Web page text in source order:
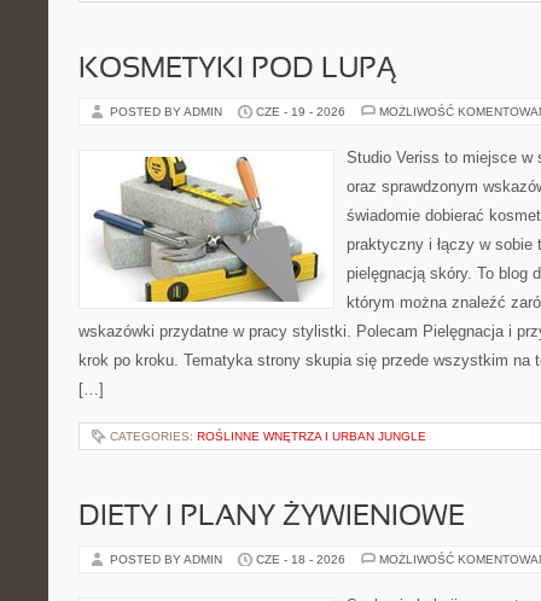
KOSMETYKI POD LUPĄ
POSTED BY ADMIN CZE - 19 - 2026 MOŻLIWOŚĆ
Studio Veriss to miejsce w
oraz sprawdzonym
świadomie dobierać
praktyczny i łączy w sobie
pielęgnacją skóry. To blog
którym można znaleźć
wskazówki przydatne w pracy stylistki. Polecam Pielęgnacja i
krok po kroku. Tematyka strony skupia się przede wszystkim na
[…]
CATEGORIES: ROŚLINNE WNĘTRZA I URBAN JUNGLE
DIETY I PLANY ŻYWIENIOWE
POSTED BY ADMIN CZE - 18 - 2026 MOŻLIWOŚĆ